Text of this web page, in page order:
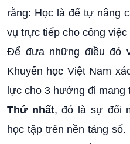
rằng: Học là để tự nâng
vụ trực tiếp cho công việc
Để đưa những điều đó
Khuyến học Việt Nam
lực cho 3 hướng đi mang
Thứ nhất, đó là sự đổi
học tập trên nền tảng